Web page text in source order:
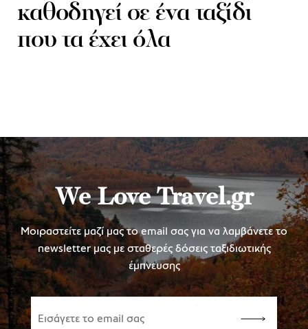
καθοδηγεί σε ένα ταξίδι
που τα έχει όλα
We Love Travel.gr
Μοιραστείτε μαζί μας το email σας για να λαμβάνετε το
newsletter μας με σταθερές δόσεις ταξιδιωτικής
έμπνευσης